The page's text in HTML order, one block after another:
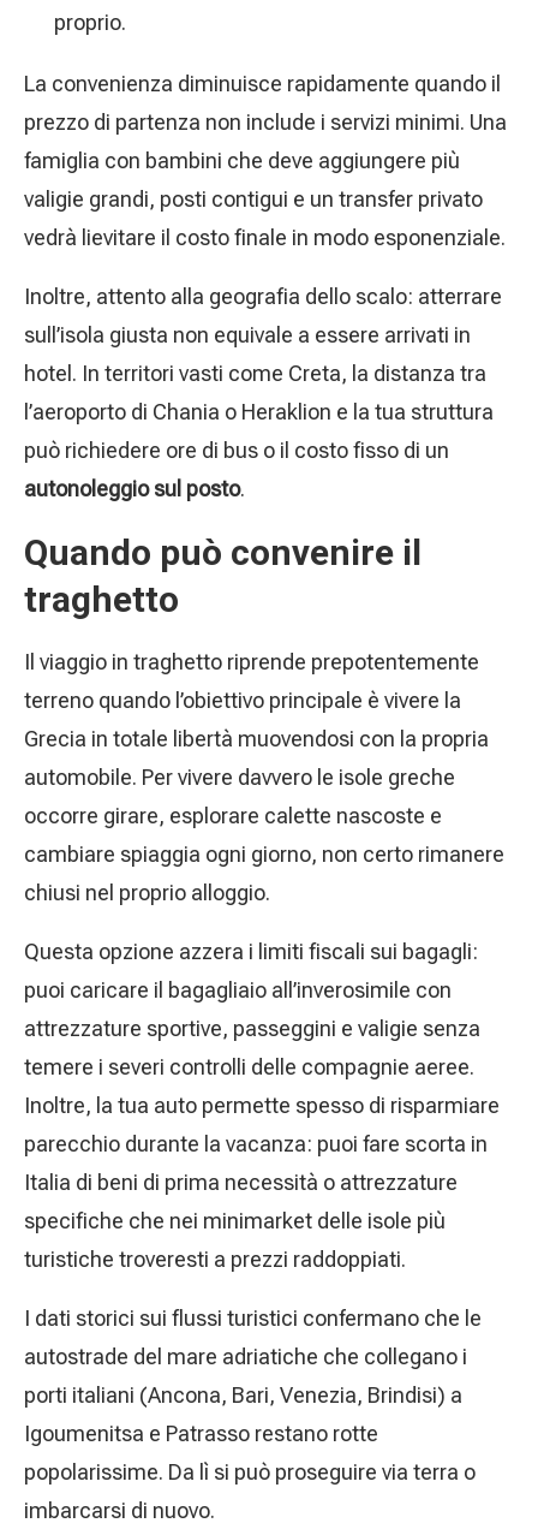
proprio.
La convenienza diminuisce rapidamente quando il
prezzo di partenza non include i servizi minimi. Una
famiglia con bambini che deve aggiungere più
valigie grandi, posti contigui e un transfer privato
vedrà lievitare il costo finale in modo esponenziale.
Inoltre, attento alla geografia dello scalo: atterrare
sull’isola giusta non equivale a essere arrivati in
hotel. In territori vasti come Creta, la distanza tra
l’aeroporto di Chania o Heraklion e la tua struttura
può richiedere ore di bus o il costo fisso di un
autonoleggio sul posto.
Quando può convenire il
traghetto
Il viaggio in traghetto riprende prepotentemente
terreno quando l’obiettivo principale è vivere la
Grecia in totale libertà muovendosi con la propria
automobile. Per vivere davvero le isole greche
occorre girare, esplorare calette nascoste e
cambiare spiaggia ogni giorno, non certo rimanere
chiusi nel proprio alloggio.
Questa opzione azzera i limiti fiscali sui bagagli:
puoi caricare il bagagliaio all’inverosimile con
attrezzature sportive, passeggini e valigie senza
temere i severi controlli delle compagnie aeree.
Inoltre, la tua auto permette spesso di risparmiare
parecchio durante la vacanza: puoi fare scorta in
Italia di beni di prima necessità o attrezzature
specifiche che nei minimarket delle isole più
turistiche troveresti a prezzi raddoppiati.
I dati storici sui flussi turistici confermano che le
autostrade del mare adriatiche che collegano i
porti italiani (Ancona, Bari, Venezia, Brindisi) a
Igoumenitsa e Patrasso restano rotte
popolarissime. Da lì si può proseguire via terra o
imbarcarsi di nuovo.